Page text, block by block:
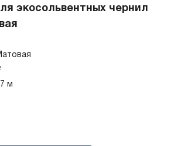
экосольвентных чернил
м